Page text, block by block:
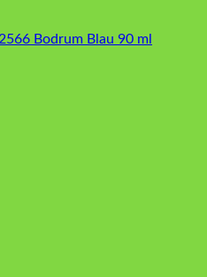
Bodrum Blau 90 ml